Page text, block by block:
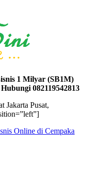
1 Milyar (SB1M)
082119542813
Jakarta Pusat,
Online di Cempaka